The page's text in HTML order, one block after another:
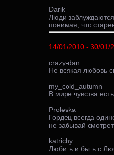
Darik
Люди
понимая, что
14/01/2010 - 30/01/
crazy-dan
Не всякая любовь
my_cold_autumn
В мире чувства
Proleska
Гордец всегда
не забывай
katrichy
Любить и быть с